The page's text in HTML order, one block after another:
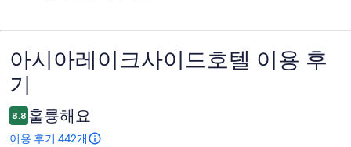
이
용
후
기
아시아레이크사이드호텔 이용 후
기
8.8 훌륭해요
이용 후기 442개